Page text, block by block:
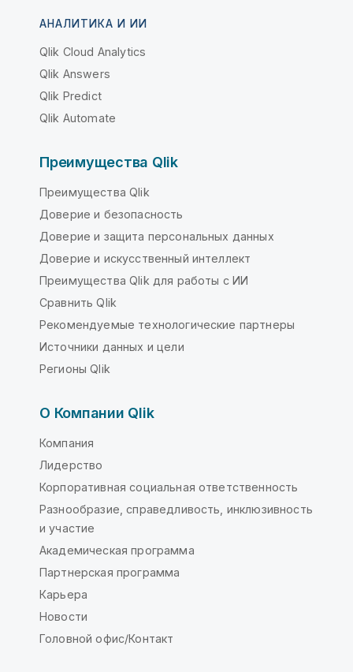
АНАЛИТИКА И ИИ
Qlik Cloud Analytics
Qlik Answers
Qlik Predict
Qlik Automate
Преимущества Qlik
Преимущества Qlik
Доверие и безопасность
Доверие и защита персональных данных
Доверие и искусственный интеллект
Преимущества Qlik для работы с ИИ
Сравнить Qlik
Рекомендуемые технологические партнеры
Источники данных и цели
Регионы Qlik
О Компании Qlik
Компания
Лидерство
Корпоративная социальная ответственность
Разнообразие, справедливость, инклюзивность
и участие
Академическая программа
Партнерская программа
Карьера
Новости
Головной офис/Контакт